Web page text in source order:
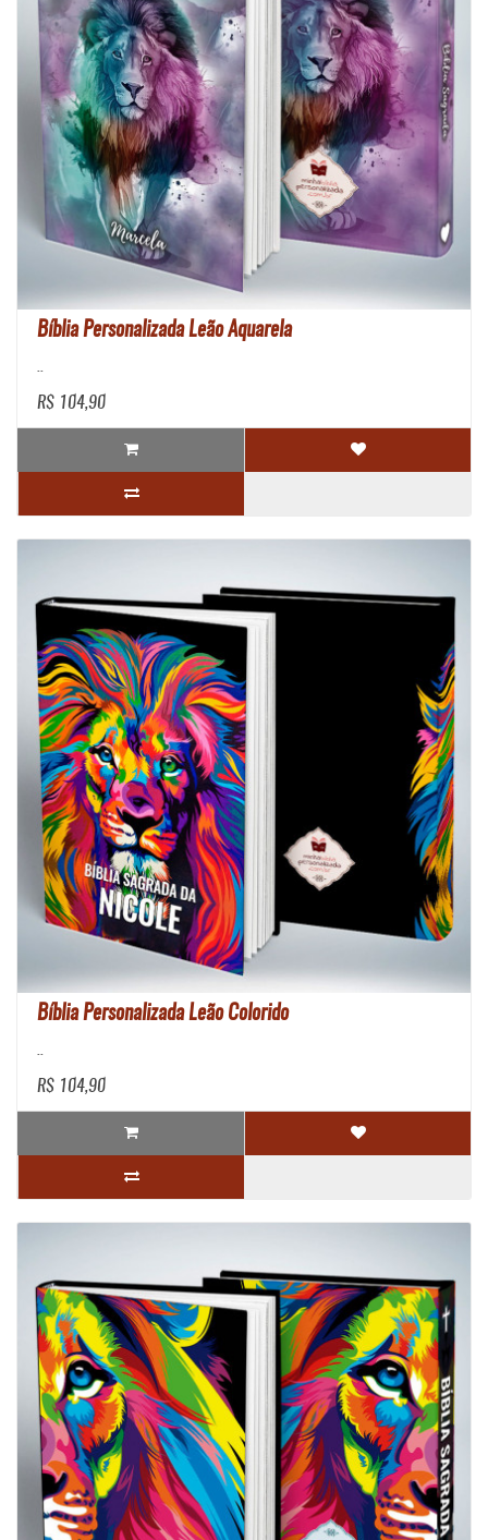
Bíblia Personalizada Leão Aquarela
..
R$ 104,90
Bíblia Personalizada Leão Colorido
..
R$ 104,90